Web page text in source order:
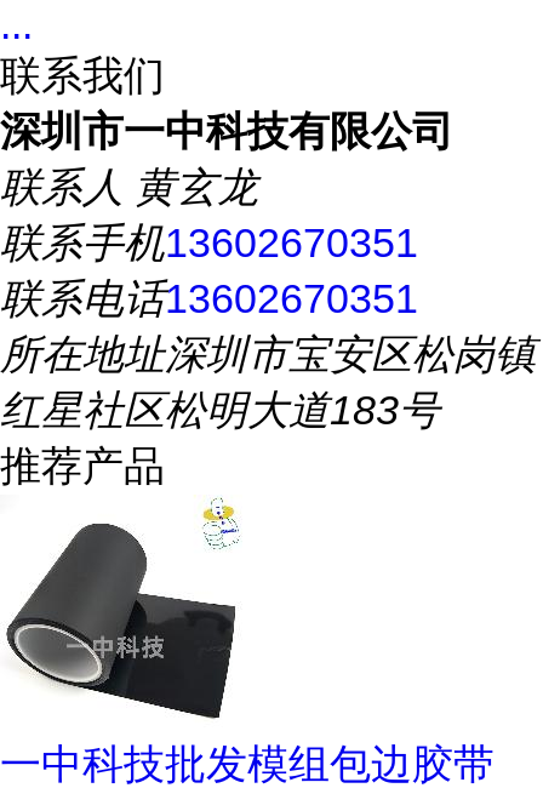
...
联系我们
深圳市一中科技有限公司
联系人 黄玄龙
联系手机13602670351
联系电话13602670351
所在地址深圳市宝安区松岗镇
红星社区松明大道183号
推荐产品
一中科技批发模组包边胶带